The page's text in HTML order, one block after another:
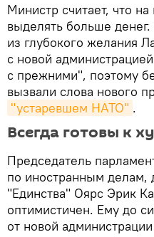
Министр считает, что
выделять больше
из глубокого желания
с новой
с прежними", поэтому
вызвали слова нового
"устаревшем НАТО" .
Всегда готовы к
Председатель
по иностранным делам,
"Единства" Оярс Эрик
оптимистичен. Ему до
от новой